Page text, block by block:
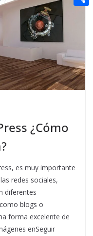
¿Cómo
es muy importante
redes sociales,
diferentes
blogs o
forma excelente de
enSeguir
n
s
t
a
i
t
p
a
r